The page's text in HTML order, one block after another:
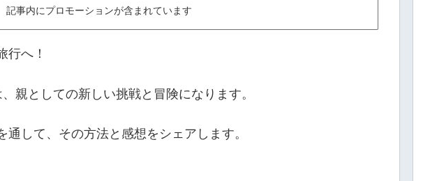
記事内にプロモーションが含まれています
行へ！
親としての新しい挑戦と冒険になります。
して、その方法と感想をシェアします。